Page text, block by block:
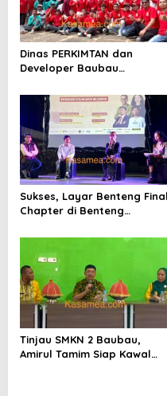
Dinas PERKIMTAN dan
Developer Baubau
Sukses, Layar Benteng Final
Chapter di Benteng
Warga
Tinjau SMKN 2 Baubau,
Amirul Tamim Siap Kawal